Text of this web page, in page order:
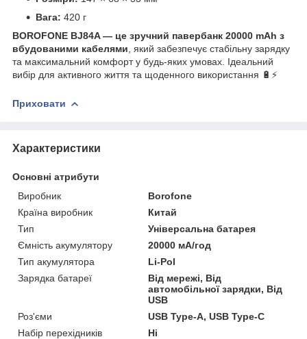
Вага: 420 г
BOROFONE BJ84A — це зручний павербанк 20000 mAh з
вбудованими кабелями , який забезпечує стабільну зарядку
та максимальний комфорт у будь-яких умовах. Ідеальний
вибір для активного життя та щоденного використання 🔋⚡
Приховати
Характеристики
Основні атрибути
Виробник
Borofone
Країна виробник
Китай
Тип
Універсальна батарея
Ємність акумулятору
20000 мА/год
Тип акумулятора
Li-Pol
Зарядка батареї
Від мережі, Від
автомобільної зарядки, Від
USB
Роз'єми
USB Type-A, USB Type-C
Набір перехідників
Ні